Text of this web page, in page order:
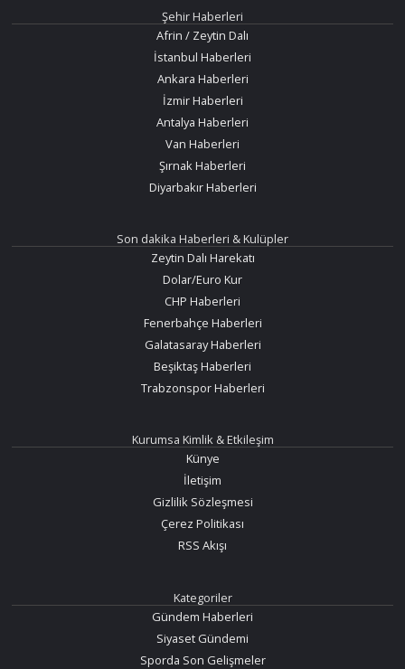
Şehir Haberleri
Afrin / Zeytin Dalı
İstanbul Haberleri
Ankara Haberleri
İzmir Haberleri
Antalya Haberleri
Van Haberleri
Şırnak Haberleri
Diyarbakır Haberleri
Son dakika Haberleri & Kulüpler
Zeytin Dalı Harekatı
Dolar/Euro Kur
CHP Haberleri
Fenerbahçe Haberleri
Galatasaray Haberleri
Beşiktaş Haberleri
Trabzonspor Haberleri
Kurumsa Kimlik & Etkileşim
Künye
İletişim
Gizlilik Sözleşmesi
Çerez Politikası
RSS Akışı
Kategoriler
Gündem Haberleri
Siyaset Gündemi
Sporda Son Gelişmeler